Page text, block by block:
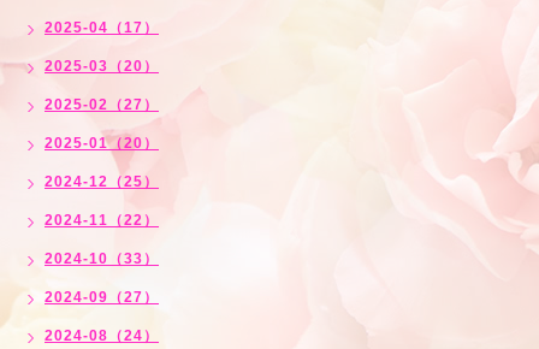
2025-04（17）
2025-03（20）
2025-02（27）
2025-01（20）
2024-12（25）
2024-11（22）
2024-10（33）
2024-09（27）
2024-08（24）